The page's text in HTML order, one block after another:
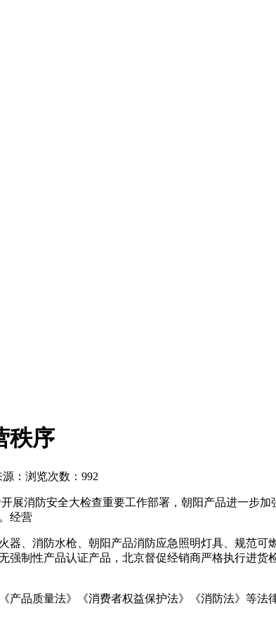
秩序
： 浏览次数：992
展消防安全大检查重要工作部署，朝阳产品进一步
经营
器、消防水枪、朝阳产品消防应急照明灯具、规范可
强制性产品认证产品，北京督促经销商严格执行进
品质量法》《消费者权益保护法》《消防法》等